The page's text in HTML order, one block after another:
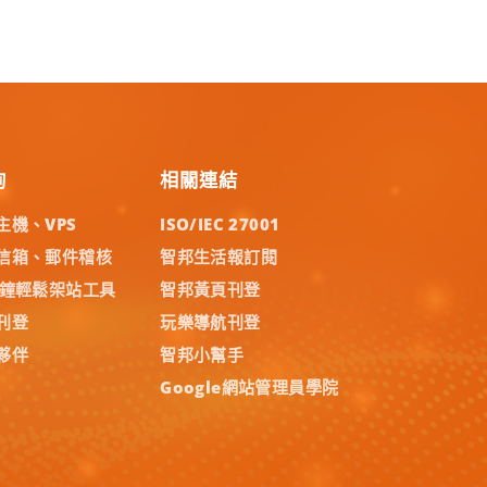
機、VPS
箱、郵件稽核
輕鬆架站工具
登
伴
相關連結
ISO/IEC 27001
智邦生活報訂閱
智邦黃頁刊登
玩樂導航刊登
智邦小幫手
Google網站管理員學院